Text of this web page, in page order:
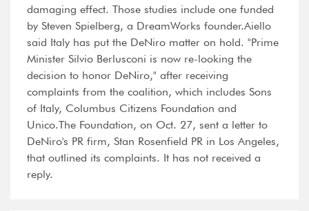
damaging effect. Those studies include one funded
by Steven Spielberg, a DreamWorks founder.Aiello
said Italy has put the DeNiro matter on hold. "Prime
Minister Silvio Berlusconi is now re-looking the
decision to honor DeNiro," after receiving
complaints from the coalition, which includes Sons
of Italy, Columbus Citizens Foundation and
Unico.The Foundation, on Oct. 27, sent a letter to
DeNiro's PR firm, Stan Rosenfield PR in Los Angeles,
that outlined its complaints. It has not received a
reply.